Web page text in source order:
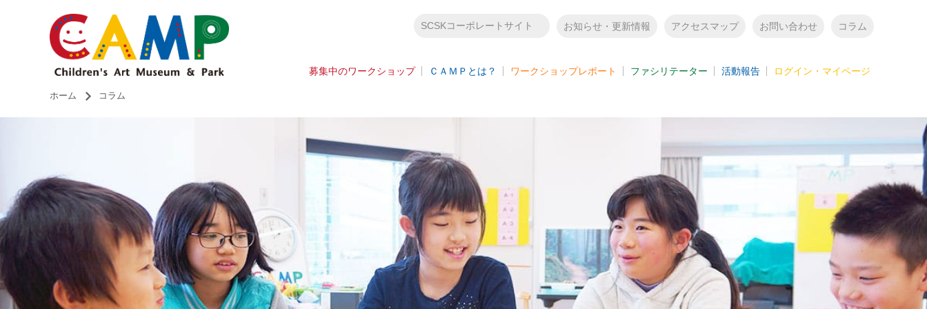
SCSKコーポレートサイト お知らせ・更新情報 アクセスマップ お問い合わせ コラム
募集中のワークショップ ＣＡＭＰとは？ ワークショップレポート ファシリテーター 活動報告 ログイン・マイページ
ホーム コラム